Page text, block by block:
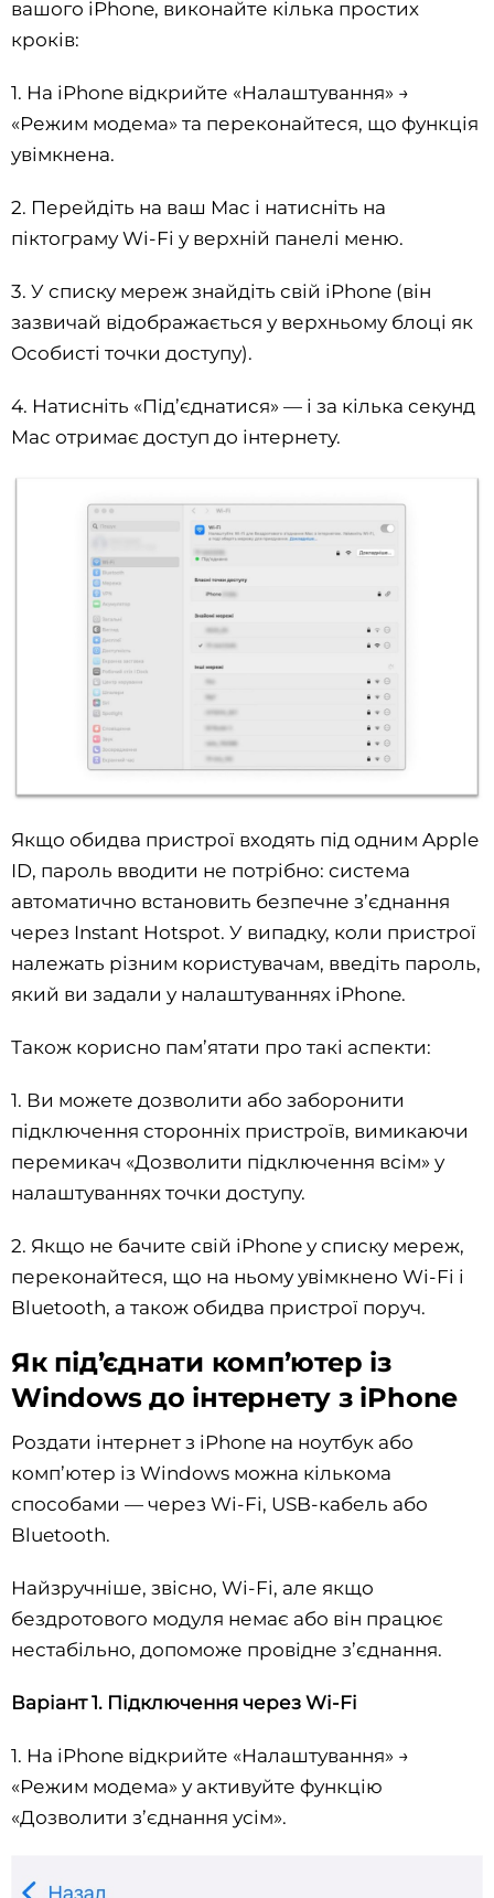
вашого iPhone, виконайте кілька простих
кроків:
1. На iPhone відкрийте «Налаштування» →
«Режим модема» та переконайтеся, що функція
увімкнена.
2. Перейдіть на ваш Mac і натисніть на
піктограму Wi-Fi у верхній панелі меню.
3. У списку мереж знайдіть свій iPhone (він
зазвичай відображається у верхньому блоці як
Особисті точки доступу).
4. Натисніть «Під’єднатися» — і за кілька секунд
Mac отримає доступ до інтернету.
Якщо обидва пристрої входять під одним Apple
ID, пароль вводити не потрібно: система
автоматично встановить безпечне з’єднання
через Instant Hotspot. У випадку, коли пристрої
належать різним користувачам, введіть пароль,
який ви задали у налаштуваннях iPhone.
Також корисно пам’ятати про такі аспекти:
1. Ви можете дозволити або заборонити
підключення сторонніх пристроїв, вимикаючи
перемикач «Дозволити підключення всім» у
налаштуваннях точки доступу.
2. Якщо не бачите свій iPhone у списку мереж,
переконайтеся, що на ньому увімкнено Wi-Fi і
Bluetooth, а також обидва пристрої поруч.
Як під’єднати комп’ютер із
Windows до інтернету з iPhone
Роздати інтернет з iPhone на ноутбук або
комп’ютер із Windows можна кількома
способами — через Wi-Fi, USB-кабель або
Bluetooth.
Найзручніше, звісно, Wi-Fi, але якщо
бездротового модуля немає або він працює
нестабільно, допоможе провідне з’єднання.
Варіант 1. Підключення через Wi-Fi
1. На iPhone відкрийте «Налаштування» →
«Режим модема» у активуйте функцію
«Дозволити з’єднання усім».